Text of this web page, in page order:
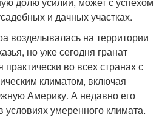
и дачных участках.
возделывалась на территории
но уже сегодня гранат
практически во всех странах с
климатом, включая
Америку. А недавно его
умеренного климата.